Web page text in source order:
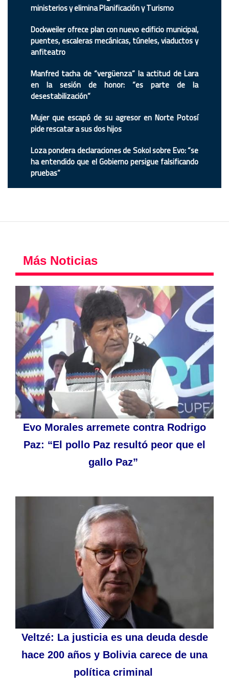
ministerios y elimina Planificación y Turismo
Dockweiler ofrece plan con nuevo edificio municipal,
puentes, escaleras mecánicas, túneles, viaductos y
anfiteatro
Manfred tacha de “vergüenza” la actitud de Lara
en la sesión de honor: “es parte de la
desestabilización”
Mujer que escapó de su agresor en Norte Potosí
pide rescatar a sus dos hijos
Loza pondera declaraciones de Sokol sobre Evo: “se
ha entendido que el Gobierno persigue falsificando
pruebas”
Más Noticias
Evo Morales arremete contra Rodrigo
Paz: “El pollo Paz resultó peor que el
gallo Paz”
Veltzé: La justicia es una deuda desde
hace 200 años y Bolivia carece de una
política criminal